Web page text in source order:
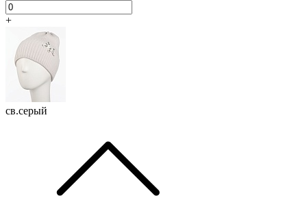
+
св.серый